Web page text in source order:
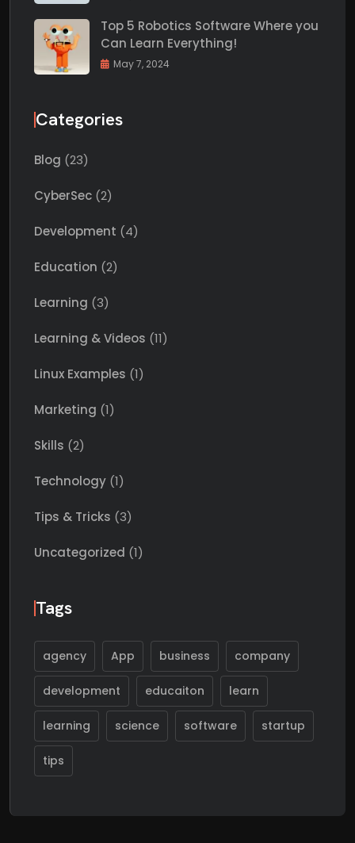
Top 5 Robotics Software Where you
Can Learn Everything!
May 7, 2024
Categories
Blog (23)
CyberSec (2)
Development (4)
Education (2)
Learning (3)
Learning & Videos (11)
Linux Examples (1)
Marketing (1)
Skills (2)
Technology (1)
Tips & Tricks (3)
Uncategorized (1)
Tags
agency App business company
development educaiton learn
learning science software startup
tips